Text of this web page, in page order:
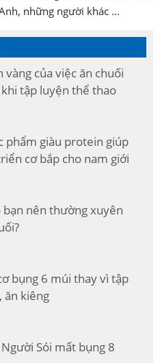
những người khác ...
vàng của việc ăn chuối
tập luyện thể thao
phẩm giàu protein giúp
cơ bắp cho nam giới
bạn nên thường xuyên
bụng 6 múi thay vì tập
ăn kiêng
Sói mất bụng 8